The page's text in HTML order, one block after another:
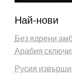
Най-нови
Без ядрени
Арабия
Русия